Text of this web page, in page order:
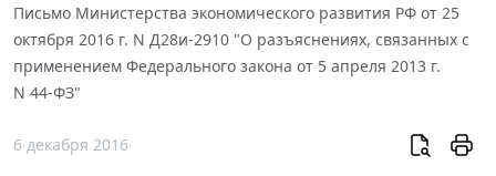
Письмо Министерства экономического развития РФ от 25
октября 2016 г. N Д28и-2910 "О разъяснениях, связанных с
применением Федерального закона от 5 апреля 2013 г.
N 44-ФЗ"
6 декабря 2016